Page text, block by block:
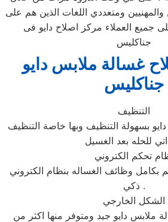
والمهنيين ومتعددي اللغات الذين هم على
جميع العملاء مركز اصلاح دايو فى
جناكليس
غسالة ملابس دايو
جناكليس
التنظيف
بسهولة التنظيف وبها خاصة التنظيف
تحكم الكتروني
بكامل وظائف الغساله بنظام الكتروني
ذكي .
الشكل الخارجي
ملابس دايو جيد ومتوفر منها اكثر من